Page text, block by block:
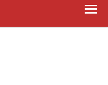
Main
Menu